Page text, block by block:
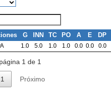
G INN TC PO A E DP
1.0 5.0 1.0 1.0 0.0 0.0 0.0
1 de 1
1 Próximo